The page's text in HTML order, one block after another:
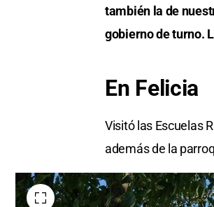
también la de
gobierno de turno.
En Felicia
Visitó las Escuelas
además de la